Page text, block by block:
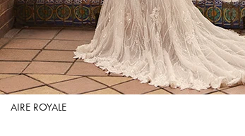
AIRE ROYALE